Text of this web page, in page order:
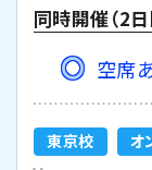
同時開催（2
空席
東京校 オ